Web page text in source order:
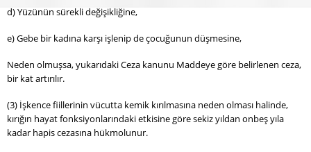
d) Yüzünün sürekli değişikliğine,
e) Gebe bir kadına karşı işlenip de çocuğunun düşmesine,
Neden olmuşsa, yukarıdaki Ceza kanunu Maddeye göre belirlenen ceza,
bir kat artırılır.
(3) İşkence fiillerinin vücutta kemik kırılmasına neden olması halinde,
kırığın hayat fonksiyonlarındaki etkisine göre sekiz yıldan onbeş yıla
kadar hapis cezasına hükmolunur.